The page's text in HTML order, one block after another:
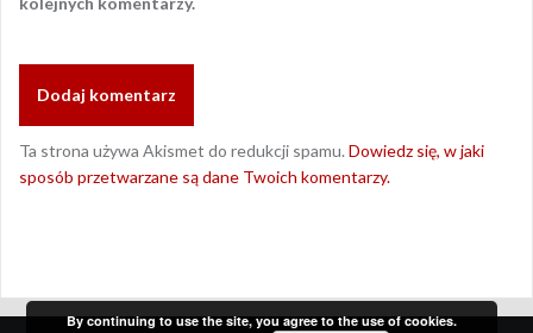
Ta strona używa Akismet do redukcji spamu.Dowiedz się, w jaki
sposób przetwarzane są dane Twoich komentarzy.
By continuing to use the site, you agree to the use of cookies.